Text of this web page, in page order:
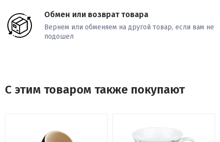
Обмен или возврат товара
Вернем или обменяем на другой товар, если вам не
подошел
С этим товаром также покупают